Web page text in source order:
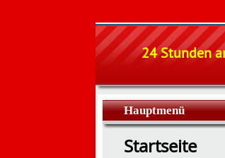
24 Stunden
Hauptmenü
Startseite